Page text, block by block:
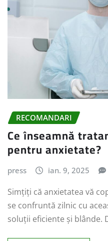
RECOMANDARI
Ce înseamnă
pentru anxietate?
press ian. 9, 2025
Simțiți că anxietatea vă
se confruntă zilnic cu
soluții eficiente și blânde.